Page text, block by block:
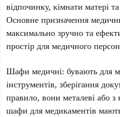
відпочинку, кімнати матері
Основне призначення
максимально зручно та
простір для медичного
Шафи медичні: бувають для
інструментів, зберігання
правило, вони металеві або з
шафи для медикаментів